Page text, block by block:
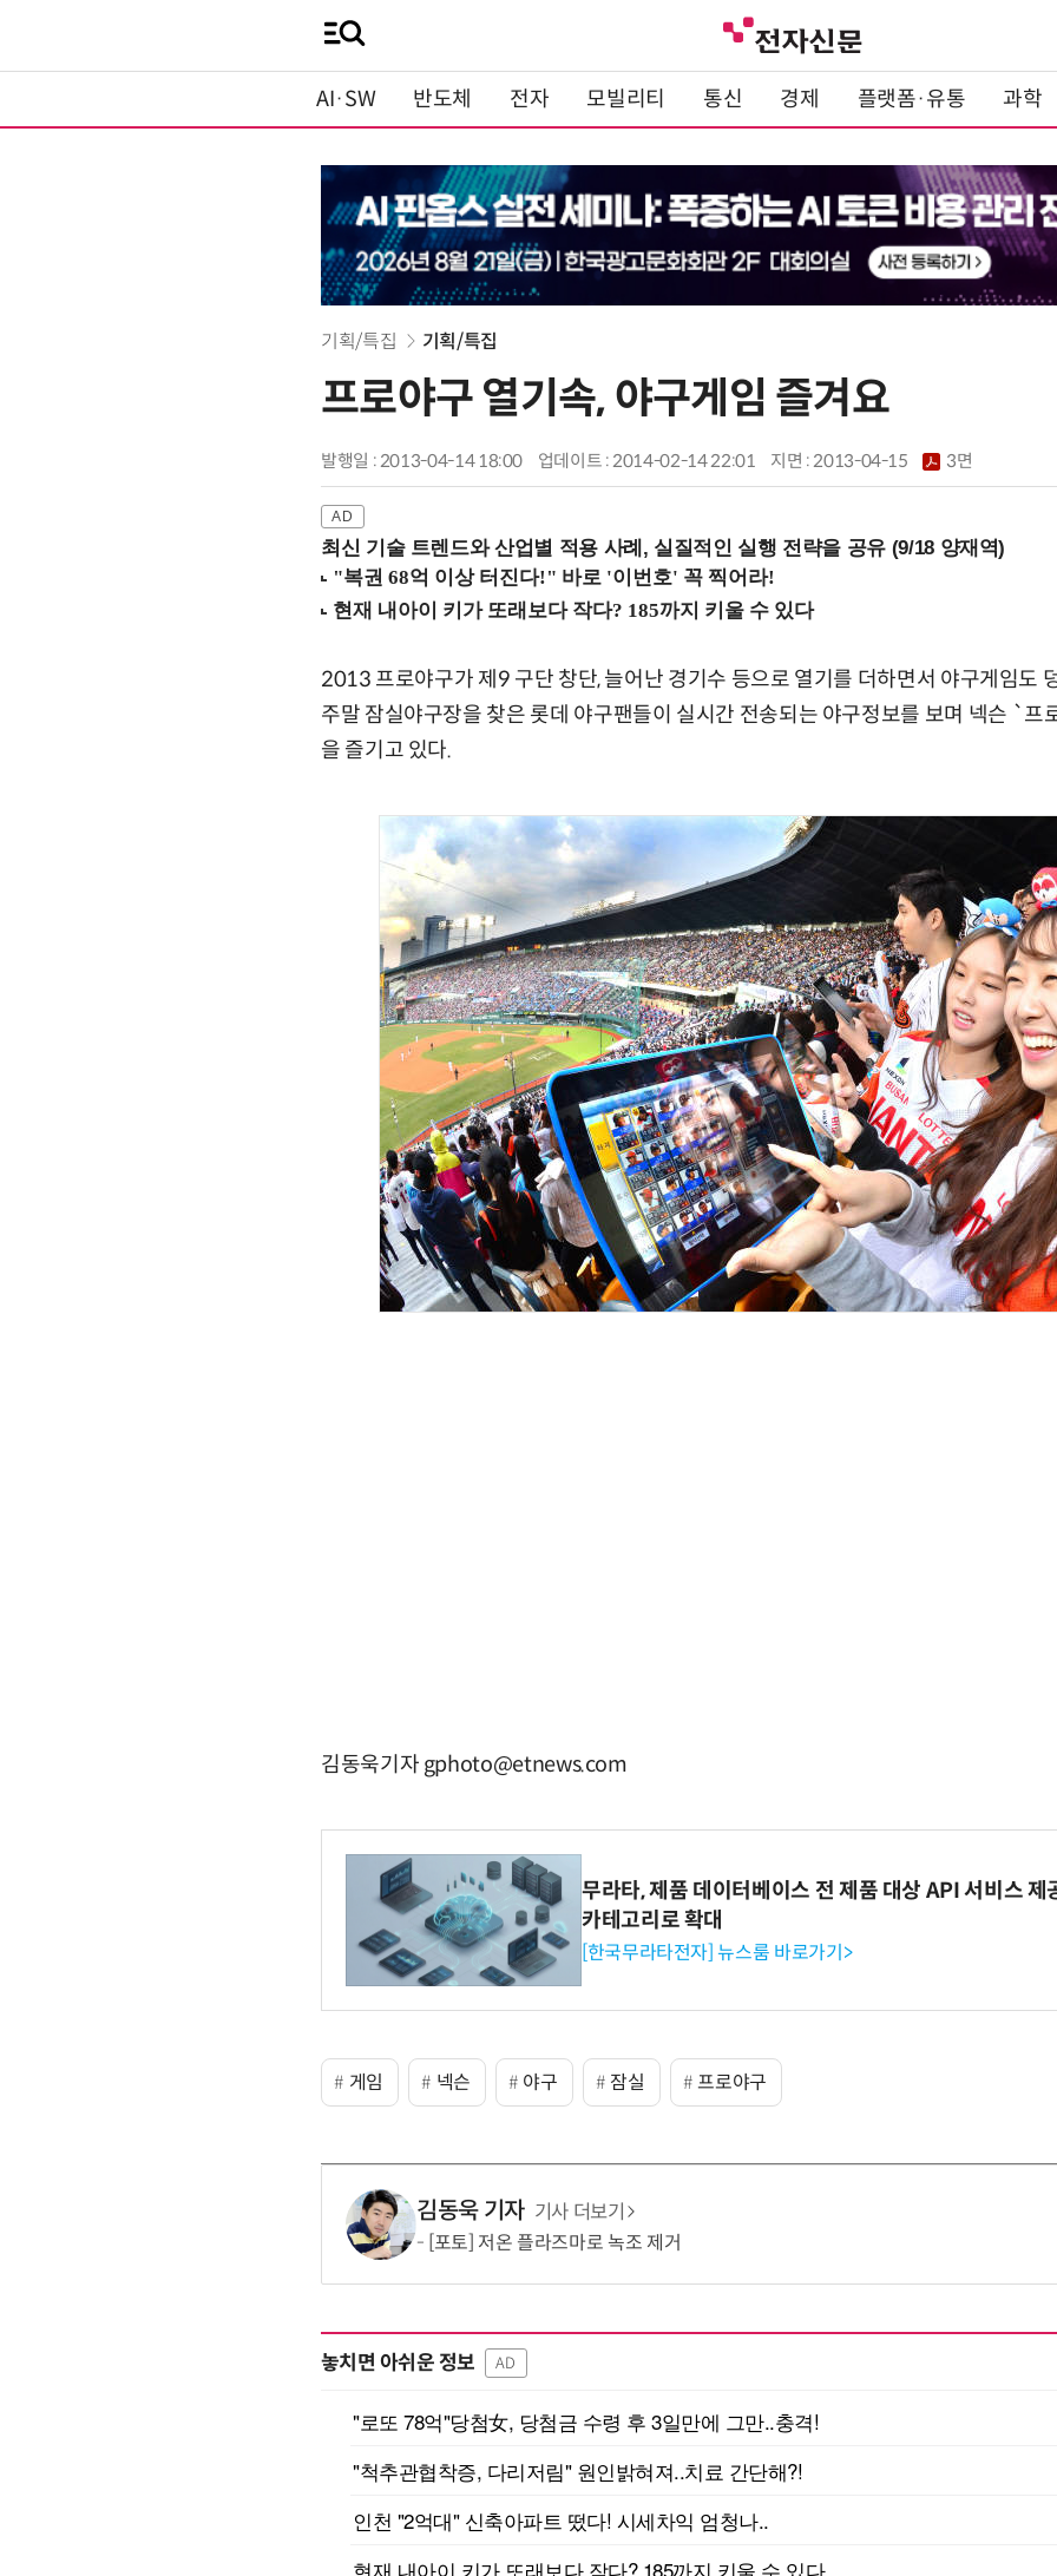
AI·SW 반도체 전자 모빌리티 통신 경제 플랫폼·유통 과학
기획/특집 기획/특집
프로야구 열기속, 야구게임 즐겨요
발행일 : 2013-04-14 18:00 업데이트 : 2014-02-14 22:01 지면 :2013-04-15 3면
최신 기술 트렌드와 산업별 적용 사례, 실질적인 실행 전략을 공유 (9/18 양재역)
2013 프로야구가 제9 구단 창단, 늘어난 경기수 등으로 열기를 더하면서 야구게임도
주말 잠실야구장을 찾은 롯데 야구팬들이 실시간 전송되는 야구정보를 보며 넥슨 `
을 즐기고 있다.
김동욱기자 gphoto@etnews.com
무라타, 제품 데이터베이스 전 제품 대상 API 서비스
카테고리로 확대
[한국무라타전자] 뉴스룸 바로가기>
게임 넥슨 야구 잠실 프로야구
김동욱 기자 기사 더보기
[포토] 저온 플라즈마로 녹조 제거
놓치면 아쉬운 정보 AD